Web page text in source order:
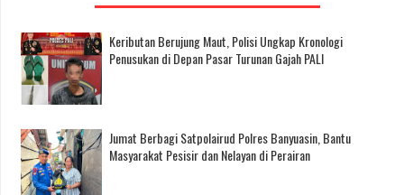
Keributan Berujung Maut, Polisi Ungkap Kronologi
Penusukan di Depan Pasar Turunan Gajah PALI
Jumat Berbagi Satpolairud Polres Banyuasin, Bantu
Masyarakat Pesisir dan Nelayan di Perairan